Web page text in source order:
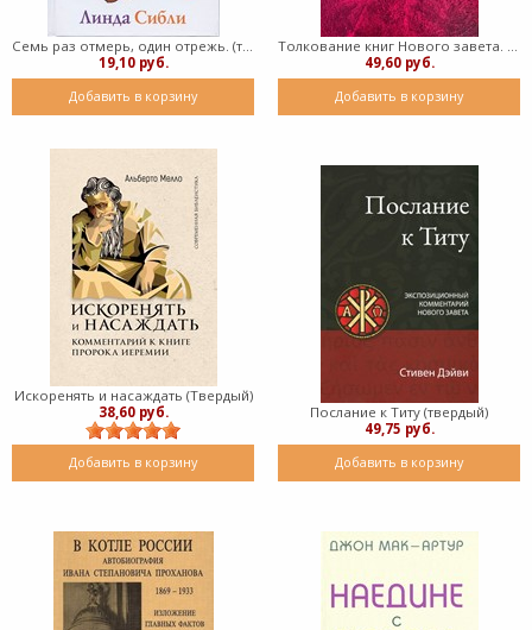
Семь раз отмерь, один отрежь. (твердый)
19,10 руб.
Добавить в корзину
Толкование книг Нового завета. Послание Ефесянам (Твердый)
49,60 руб.
Добавить в корзину
Искоренять и насаждать (Твердый)
38,60 руб.
Добавить в корзину
Послание к Титу (твердый)
49,75 руб.
Добавить в корзину